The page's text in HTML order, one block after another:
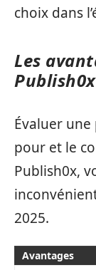
choix dans
Les
Publish0x
Évaluer une
pour et le
Publish0x,
2025.
Avantages